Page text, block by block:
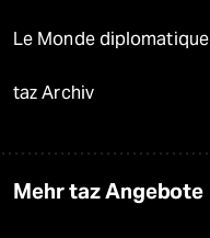
Le Monde diplomatique
taz Archiv
Mehr taz Angebote